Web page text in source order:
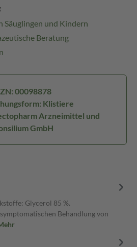
Säuglingen und Kindern
Beratung
00098878
Klistiere
Arzneimittel und
GmbH
Glycerol 85 %.
Behandlung von